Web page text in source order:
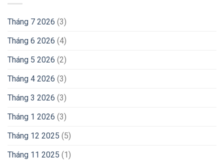
Tháng 7 2026 (3)
Tháng 6 2026 (4)
Tháng 5 2026 (2)
Tháng 4 2026 (3)
Tháng 3 2026 (3)
Tháng 1 2026 (3)
Tháng 12 2025 (5)
Tháng 11 2025 (1)